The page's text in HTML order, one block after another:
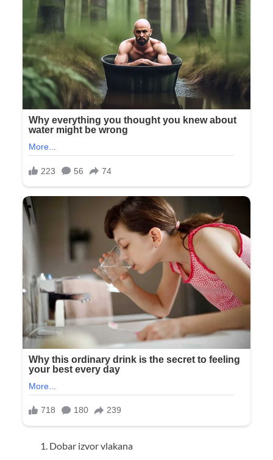
Dobar izvor vlakana